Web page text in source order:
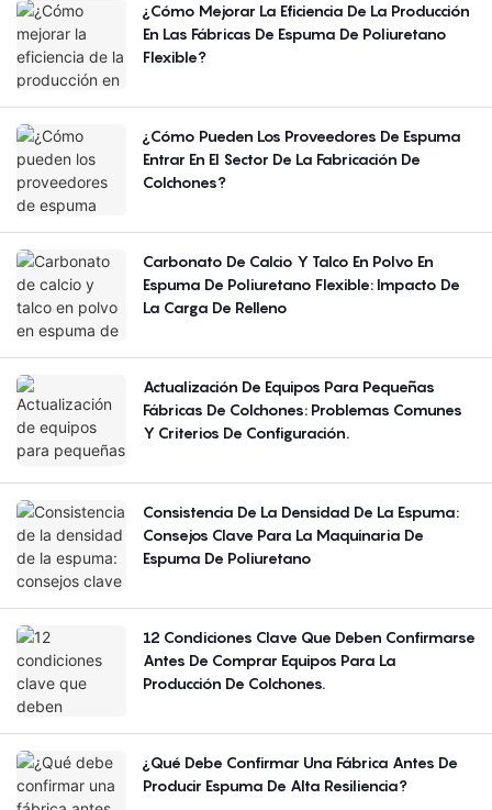
¿Cómo Mejorar La Eficiencia De La Producción
En Las Fábricas De Espuma De Poliuretano
Flexible?
¿Cómo Pueden Los Proveedores De Espuma
Entrar En El Sector De La Fabricación De
Colchones?
Carbonato De Calcio Y Talco En Polvo En
Espuma De Poliuretano Flexible: Impacto De
La Carga De Relleno
Actualización De Equipos Para Pequeñas
Fábricas De Colchones: Problemas Comunes
Y Criterios De Configuración.
Consistencia De La Densidad De La Espuma:
Consejos Clave Para La Maquinaria De
Espuma De Poliuretano
12 Condiciones Clave Que Deben Confirmarse
Antes De Comprar Equipos Para La
Producción De Colchones.
¿Qué Debe Confirmar Una Fábrica Antes De
Producir Espuma De Alta Resiliencia?